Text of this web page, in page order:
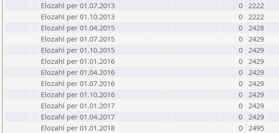
Elozahl per 01.07.2013
0 2222
Elozahl per 01.10.2013
0 2222
Elozahl per 01.04.2015
0 2428
Elozahl per 01.07.2015
0 2429
Elozahl per 01.10.2015
0 2429
Elozahl per 01.01.2016
0 2429
Elozahl per 01.04.2016
0 2429
Elozahl per 01.07.2016
0 2429
Elozahl per 01.10.2016
0 2429
Elozahl per 01.01.2017
0 2429
Elozahl per 01.04.2017
0 2429
Elozahl per 01.01.2018
0 2495